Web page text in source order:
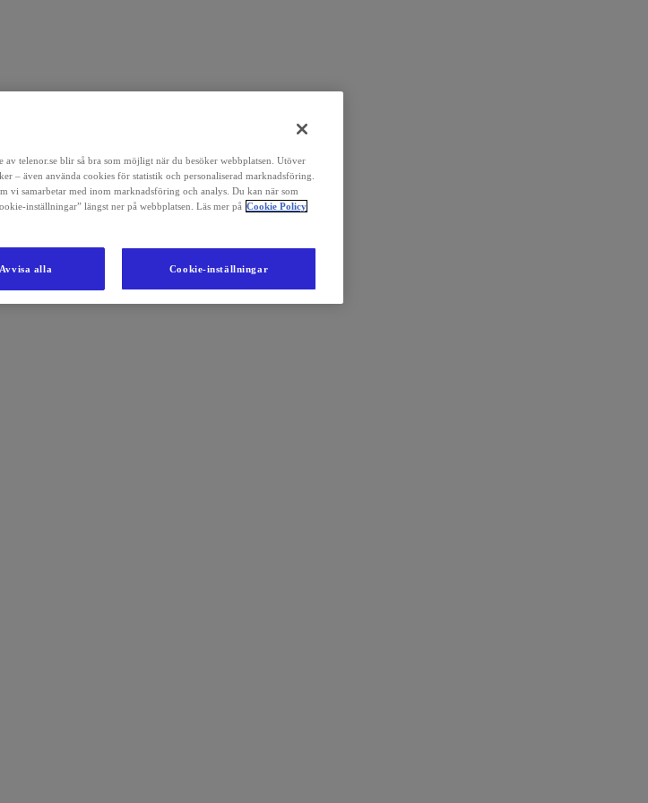
telenor.se blir så bra som möjligt när du besöker webbplatsen. Utöver
– även använda cookies för statistik och personaliserad marknadsföring.
vi samarbetar med inom marknadsföring och analys. Du kan när som
inställningar” längst ner på webbplatsen. Läs mer på Cookie Policy
Cookie-inställningar
Avvisa alla